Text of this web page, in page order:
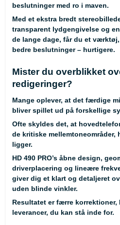
beslutninger med ro i maven.
Med et ekstra bredt
transparent lydgengivelse og
de lange dage, får du et
bedre beslutninger – hurtigere.
Mister du overblikket
redigeringer?
Mange oplever, at det færdige
bliver spillet ud på forskellige
Ofte skyldes det, at
de kritiske mellemtoneområder,
ligger.
HD 490 PRO’s åbne design,
driverplacering og lineære
giver dig et klart og detaljeret
uden blinde vinkler.
Resultatet er færre
leverancer, du kan stå inde for.